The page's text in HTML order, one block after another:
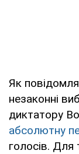
Як
незаконні
диктатору
абсолютну
голосів. Для